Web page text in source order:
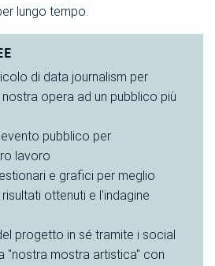
lungo tempo.
di data journalism per
opera ad un pubblico più
pubblico per
lavoro
e grafici per meglio
ottenuti e l'indagine
progetto in sé tramite i social
"nostra mostra artistica" con